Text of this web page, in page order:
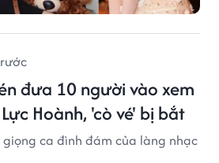
đưa 10 người vào xem
Hoành, 'cò vé' bị bắt
ca đình đám của làng nhạc